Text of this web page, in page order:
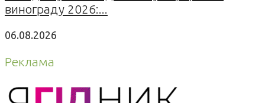
винограду 2026:...
06.08.2026
Реклама